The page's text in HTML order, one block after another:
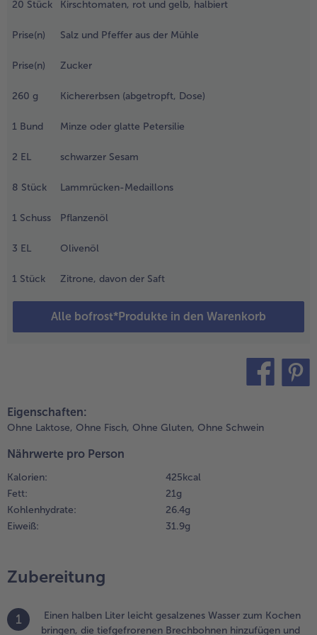
- 5 € beim Kauf von 7 Schlemmermenüs nach Wahl
20 Stück Kirschtomaten, rot und gelb, halbiert
Prise(n) Salz und Pfeffer aus der Mühle
Prise(n) Zucker
260 g Kichererbsen (abgetropft, Dose)
1 Bund Minze oder glatte Petersilie
2 EL schwarzer Sesam
8 Stück Lammrücken-Medaillons
1 Schuss Pflanzenöl
3 EL Olivenöl
1 Stück Zitrone, davon der Saft
Alle bofrost*Produkte in den Warenkorb
auf
mit
und
kaltem
darin
dünsten.
Salz, Pfeffer
etwas
geben.
Pfanne
Eigenschaften:
Ohne Laktose, Ohne Fisch, Ohne Gluten, Ohne Schwein
Nährwerte pro Person
Kalorien:
425 kcal
Fett:
21 g
Kohlenhydrate:
26.4 g
Eiweiß:
31.9 g
Zubereitung
1
Einen halben Liter leicht gesalzenes Wasser zum Kochen
bringen, die tiefgefrorenen Brechbohnen hinzufügen und